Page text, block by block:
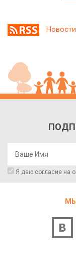
Я даю согласие на